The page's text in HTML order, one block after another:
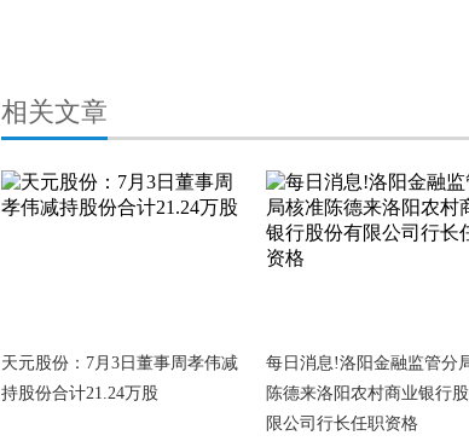
相关文章
天元股份：7月3日董事周孝伟减
持股份合计21.24万股
每日消息!洛阳金融监管分
陈德来洛阳农村商业银行
限公司行长任职资格